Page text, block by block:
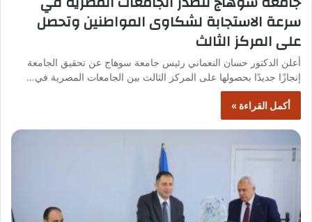
سرعة الاستجابة لشكاوى المواطنين وتحصل
على المركز الثالث
أعلن الدكتور حسان النعماني رئيس جامعة سوهاج عن تحقيق الجامعة
إنجازًا جديدًا بحصولها على المركز الثالث بين الجامعات المصرية في…
أكمل القراءة »